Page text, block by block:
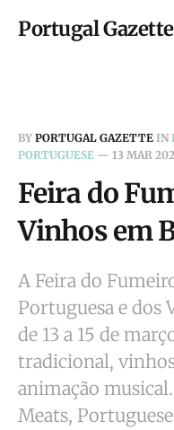
Portugal Gazette
BY PORTUGAL GAZETTE IN
PORTUGUESE — 13 MAR
Feira do
Vinhos em
A Feira do
Portuguesa e dos
de 13 a 15 de
tradicional,
animação
Meats,